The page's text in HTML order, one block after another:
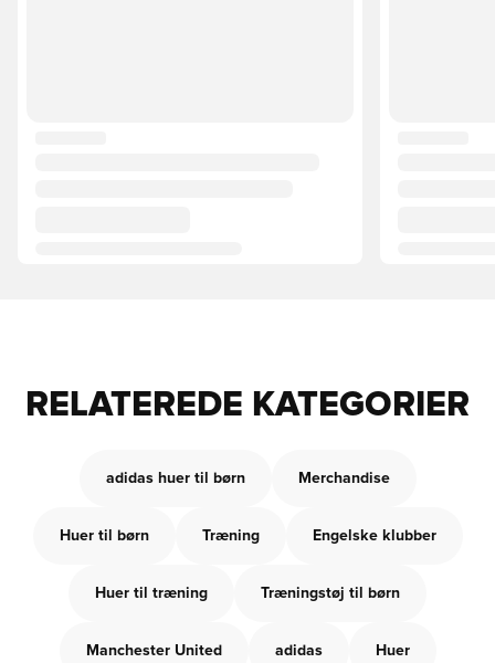
RELATEREDE KATEGORIER
adidas huer til børn Merchandise
Huer til børn Træning Engelske klubber
Huer til træning Træningstøj til børn
Manchester United adidas Huer